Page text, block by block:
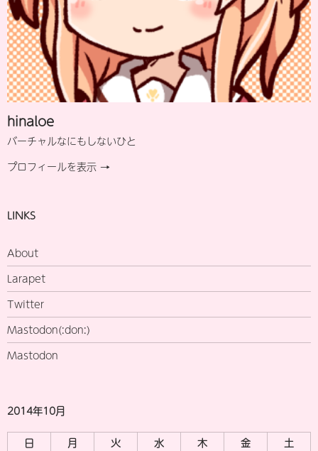
hinaloe
バーチャルなにもしないひと
プロフィールを表示 →
LINKS
About
Larapet
Twitter
Mastodon(:don:)
Mastodon
2014年10月
日 月 火 水 木 金
土